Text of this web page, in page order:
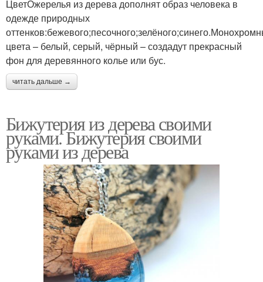
ЦветОжерелья из дерева дополнят образ человека в
одежде природных
цвета – белый, серый, чёрный – создадут прекрасный
фон для деревянного колье или бус.
читать дальше →
Бижутерия из дерева своими
руками. Бижутерия своими
руками из дерева